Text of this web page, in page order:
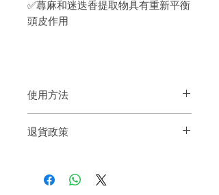
✅蕁麻和迷迭香提取物具有重新平衡
頭皮作用
使用方法
分，將乳液塗抹在頭皮上並按摩
退貨政策
到我們的產品後的前7天內通過電子郵件